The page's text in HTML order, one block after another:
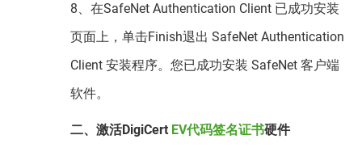
8、在SafeNet Authentication Client 已成功安装
页面上，单击Finish退出 SafeNet Authentication
Client 安装程序。您已成功安装 SafeNet 客户端
软件。
二、激活DigiCert EV代码签名证书硬件